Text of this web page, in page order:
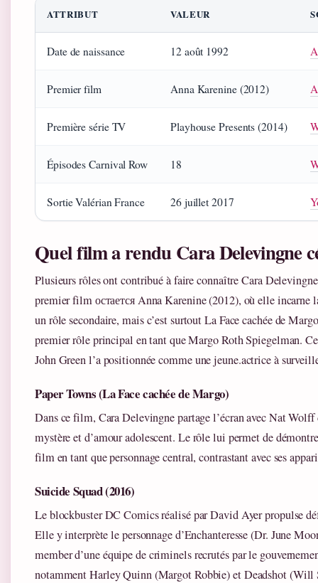
ATTRIBUT VALEUR
Date de naissance 12 août 1992
Premier film Anna Karenine (2012)
Première série TV Playhouse Presents (2014)
Épisodes Carnival Row 18
Sortie Valérian France 26 juillet 2017
Quel film a rendu Cara Delevingne
Plusieurs rôles ont contribué à faire connaître Cara
premier film остается Anna Karenine (2012), où elle incarne
un rôle secondaire, mais c’est surtout La Face cachée de
premier rôle principal en tant que Margo Roth Spiegelman.
John Green l’a positionnée comme une jeune.actrice à
Paper Towns (La Face cachée de Margo)
Dans ce film, Cara Delevingne partage l’écran avec Nat Wolff
mystère et d’amour adolescent. Le rôle lui permet de
film en tant que personnage central, contrastant avec ses
Suicide Squad (2016)
Le blockbuster DC Comics réalisé par David Ayer propulse
Elle y interprète le personnage d’Enchanteresse (Dr. June
member d’une équipe de criminels recrutés par le
notamment Harley Quinn (Margot Robbie) et Deadshot